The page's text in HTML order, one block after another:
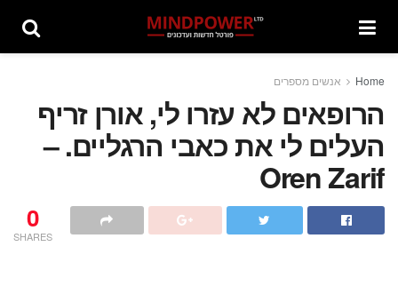
Home אנשים מספרים
הרופאים לא עזרו לי, אורן זריף
העלים לי את כאבי הרגליים. –
Oren Zarif
0
SHARES